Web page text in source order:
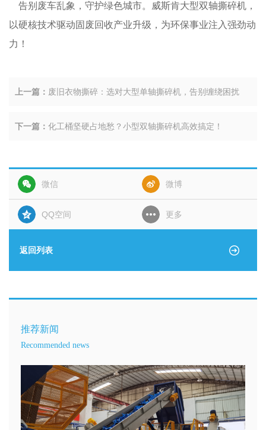
告别废车乱象，守护绿色城市。威斯肯大型双轴撕碎机，
以硬核技术驱动固废回收产业升级，为环保事业注入强劲动
力！
上一篇： 废旧衣物撕碎：选对大型单轴撕碎机，告别缠绕困扰
下一篇： 化工桶坚硬占地愁？小型双轴撕碎机高效搞定！
微信 微博
QQ空间 更多
返回列表
推荐新闻
Recommended news